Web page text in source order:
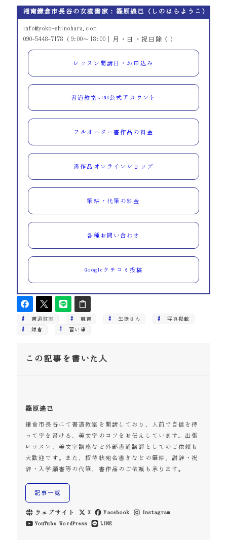
湘南鎌倉市長谷の女流書家：篠原遙己（しのはらようこ）
info@yoko-shinohara.com
090-5448-7178（9:00～18:00｜月・日・祝日除く）
レッスン開講日・お申込み
書道教室LINE公式アカウント
フルオーダー書作品の料金
書作品オンラインショップ
筆耕・代筆の料金
各種お問い合わせ
Googleクチコミ投稿
書道教室 競書 生徒さん 写真掲載
鎌倉 習い事
この記事を書いた人
篠原遙己
鎌倉市長谷にて書道教室を開講しており、人前で自信を持
って字を書ける、美文字のコツをお伝えしています。出張
レッスン、美文字講座など外部書道講師としてのご依頼も
大歓迎です。また、招待状宛名書きなどの筆耕、謝辞・祝
辞・入学願書等の代筆、書作品のご依頼も承ります。
記事一覧
ウェブサイト X Facebook
Instagram
YouTube WordPress LINE